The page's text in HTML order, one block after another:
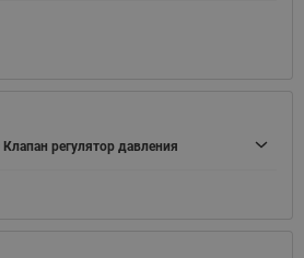
Клапан регулятор давления